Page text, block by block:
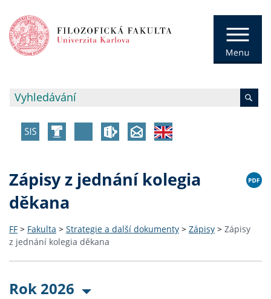
Zápisy z jednání kolegia
děkana
FF > Fakulta > Strategie a další dokumenty > Zápisy > Zápisy
z jednání kolegia děkana
Rok 2026